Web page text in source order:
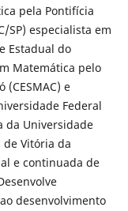
pela Pontifícia
SP) especialista em
Estadual do
Matemática pelo
e
Federal
da Universidade
de Vitória da
e continuada de
desenvolvimento